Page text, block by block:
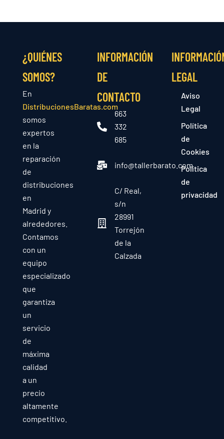
¿QUIÉNES
SOMOS?
En
DistribucionesBaratas.com
somos
expertos
en la
reparación
de
distribuciones
en
Madrid y
alrededores.
Contamos
con un
equipo
especializado
que
garantiza
un
servicio
de
máxima
calidad
a un
precio
altamente
competitivo.
INFORMACIÓN
DE
CONTACTO
663
332
685
info@tallerbarato.com
C/ Real,
s/n
28991
Torrejón
de la
Calzada
LEGAL
Aviso
Legal
Política
de
Cookies
Política
de
privacidad